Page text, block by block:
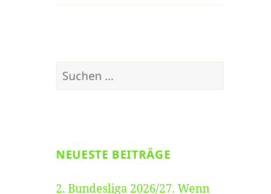
Suche
nach:
NEUESTE BEITRÄGE
2. Bundesliga 2026/27. Wenn